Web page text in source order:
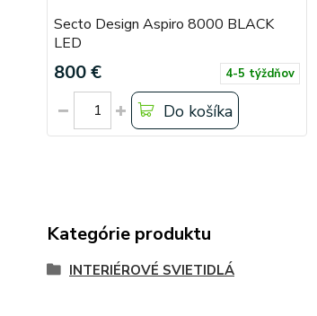
Secto Design Aspiro 8000 BLACK
LED
800 € 4-5 týždňov
Do košíka
Kategórie produktu
INTERIÉROVÉ SVIETIDLÁ